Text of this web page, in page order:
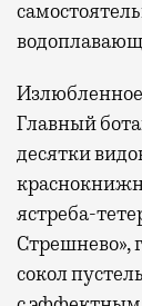
Главный
десятки
ястреба-
Стрешнево»,
сокол